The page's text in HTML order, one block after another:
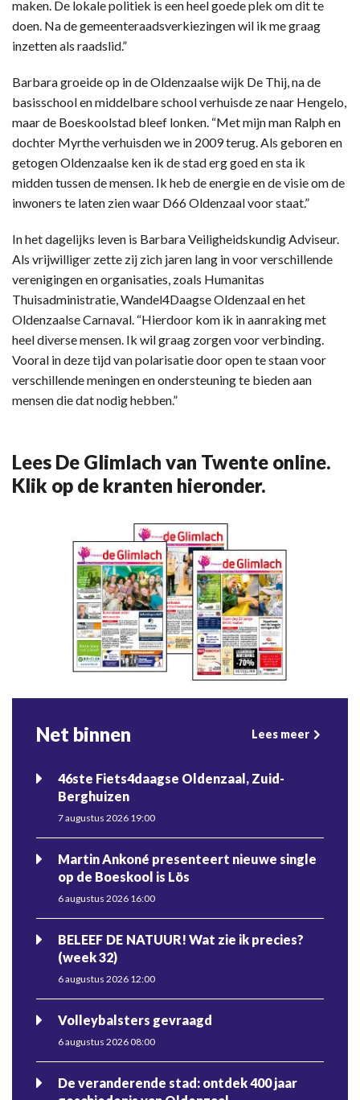
maken. De lokale politiek is een heel goede plek om dit te
doen. Na de gemeenteraadsverkiezingen wil ik me graag
inzetten als raadslid.”
Barbara groeide op in de Oldenzaalse wijk De Thij, na de
basisschool en middelbare school verhuisde ze naar Hengelo,
maar de Boeskoolstad bleef lonken. “Met mijn man Ralph en
dochter Myrthe verhuisden we in 2009 terug. Als geboren en
getogen Oldenzaalse ken ik de stad erg goed en sta ik
midden tussen de mensen. Ik heb de energie en de visie om de
inwoners te laten zien waar D66 Oldenzaal voor staat.”
In het dagelijks leven is Barbara Veiligheidskundig Adviseur.
Als vrijwilliger zette zij zich jaren lang in voor verschillende
verenigingen en organisaties, zoals Humanitas
Thuisadministratie, Wandel4Daagse Oldenzaal en het
Oldenzaalse Carnaval. “Hierdoor kom ik in aanraking met
heel diverse mensen. Ik wil graag zorgen voor verbinding.
Vooral in deze tijd van polarisatie door open te staan voor
verschillende meningen en ondersteuning te bieden aan
mensen die dat nodig hebben.”
Lees De Glimlach van Twente online.
Klik op de kranten hieronder.
Net binnen Lees meer
46ste Fiets4daagse Oldenzaal, Zuid-
Berghuizen
7 augustus 2026 19:00
Martin Ankoné presenteert nieuwe single
op de Boeskool is Lös
6 augustus 2026 16:00
BELEEF DE NATUUR! Wat zie ik precies?
(week 32)
6 augustus 2026 12:00
Volleybalsters gevraagd
6 augustus 2026 08:00
De veranderende stad: ontdek 400 jaar